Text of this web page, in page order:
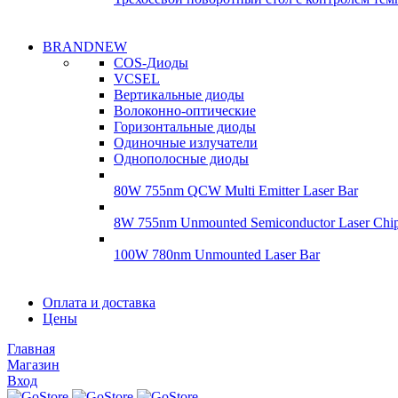
Гироскопы
Подробнее
Гироскопы
Подробнее
BRANDNEW
COS-Диоды
VCSEL
Вертикальные диоды
Волоконно-оптические
Горизонтальные диоды
Одиночные излучатели
Однополосные диоды
80W 755nm QCW Multi Emitter Laser Bar
8W 755nm Unmounted Semiconductor Laser
100W 780nm Unmounted Laser Bar
Диоды
Оплата и доставка
Цены
Главная
Магазин
Вход